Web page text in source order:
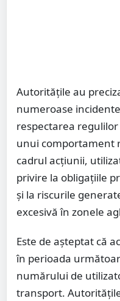
Autoritățile au
numeroase
respectarea
unui comportament
cadrul acțiunii,
privire la obligațiile
și la riscurile
excesivă în zonele
Este de așteptat că
în perioada
numărului de
transport.